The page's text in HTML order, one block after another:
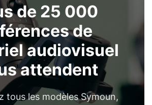
de 25 000
de
audiovisuel
attendent
tous les modèles Symoun,